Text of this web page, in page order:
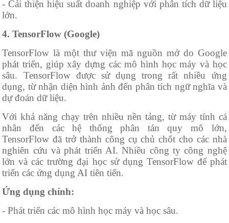
- Cải thiện hiệu suất doanh nghiệp với phân tích dữ liệu
lớn.
4. TensorFlow (Google)
TensorFlow là một thư viện mã nguồn mở do Google
phát triển, giúp xây dựng các mô hình học máy và học
sâu. TensorFlow được sử dụng trong rất nhiều ứng
dụng, từ nhận diện hình ảnh đến phân tích ngữ nghĩa và
dự đoán dữ liệu.
Với khả năng chạy trên nhiều nền tảng, từ máy tính cá
nhân đến các hệ thống phân tán quy mô lớn,
TensorFlow đã trở thành công cụ chủ chốt cho các nhà
nghiên cứu và phát triển AI. Nhiều công ty công nghệ
lớn và các trường đại học sử dụng TensorFlow để phát
triển các ứng dụng AI tiên tiến.
Ứng dụng chính:
- Phát triển các mô hình học máy và học sâu.